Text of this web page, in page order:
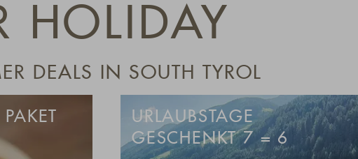
inklusive
sind
HOLIDAY
DEALS IN SOUTH TYROL
URLAUBSTAGE
GESCHENKT 7 = 6